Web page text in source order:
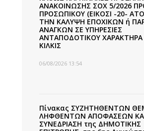
ΑΝΑΚΟΙΝΩΣΗΣ ΣΟΧ 5/2026
ΠΡΟΣΩΠΙΚΟΥ (ΕΙΚΟΣΙ -20-
ΤΗΝ ΚΑΛΥΨΗ ΕΠΟΧΙΚΩΝ ή
ΑΝΑΓΚΩΝ ΣΕ ΥΠΗΡΕΣΙΕΣ
ΑΝΤΑΠΟΔΟΤΙΚΟΥ
ΚΙΛΚΙΣ
06/08/2026 13:54
Πίνακας ΣΥΖΗΤΗΘΕΝΤΩΝ
ΛΗΦΘΕΝΤΩΝ ΑΠΟΦΑΣΕΩΝ
ΣΥΝΕΔΡΙΑΣΗ της ΔΗΜΟΤΙΚΗΣ